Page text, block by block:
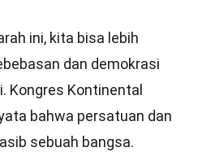
ini, kita bisa lebih
dan demokrasi
Kongres Kontinental
bahwa persatuan dan
sebuah bangsa.